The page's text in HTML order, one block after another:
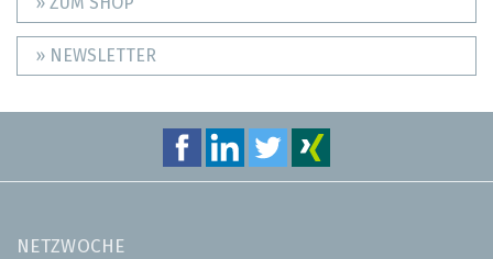
» NEWSLETTER
NETZWOCHE